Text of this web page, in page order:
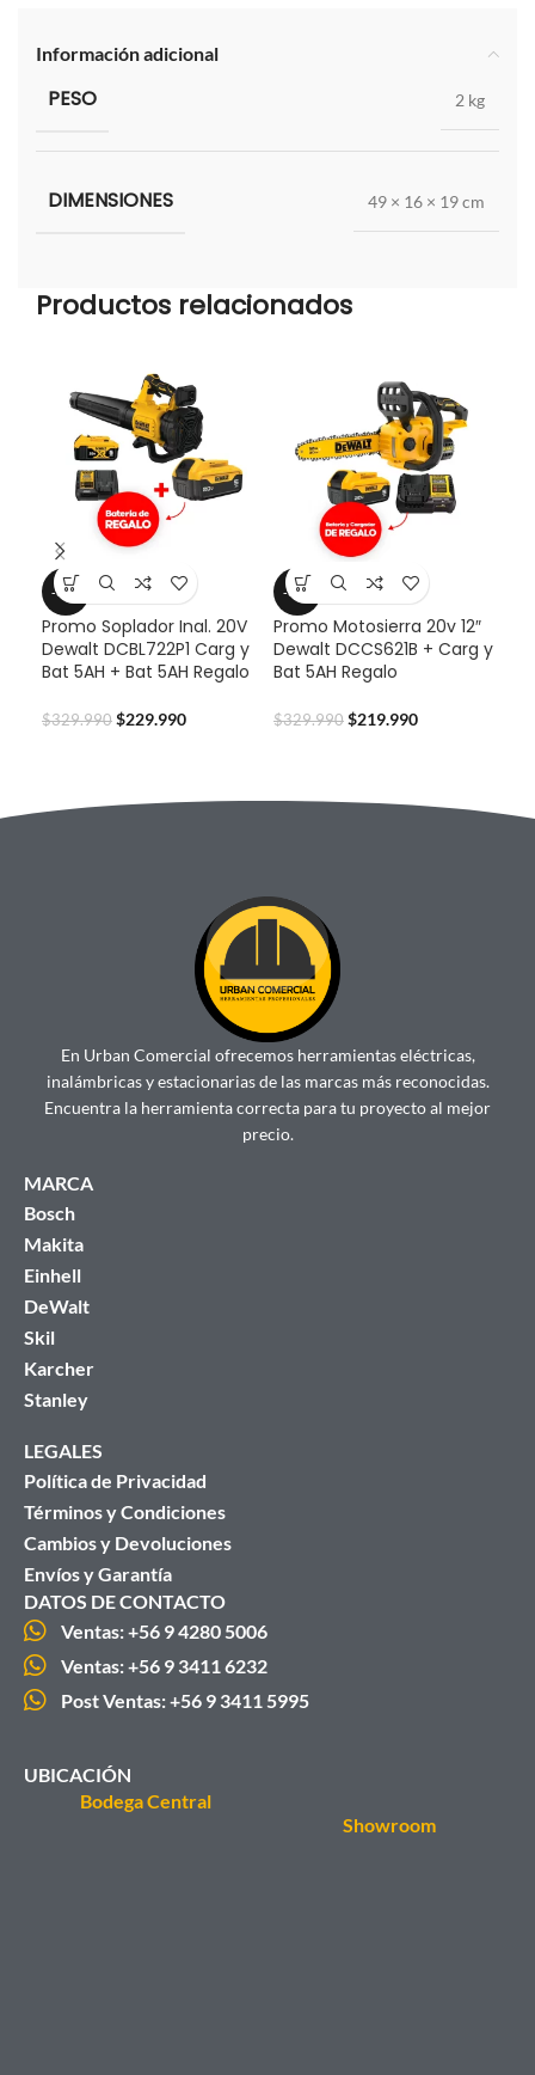
Información adicional
PESO 2 kg
DIMENSIONES 49 × 16 × 19 cm
Productos relacionados
-30%
Promo Soplador Inal. 20V
Dewalt DCBL722P1 Carg y
Bat 5AH + Bat 5AH Regalo
$329.990 $229.990
-33%
Promo Motosierra 20v 12″
Dewalt DCCS621B + Carg y
Bat 5AH Regalo
$329.990 $219.990
En Urban Comercial ofrecemos herramientas eléctricas,
inalámbricas y estacionarias de las marcas más reconocidas.
Encuentra la herramienta correcta para tu proyecto al mejor
precio.
MARCA
Bosch
Makita
Einhell
DeWalt
Skil
Karcher
Stanley
LEGALES
Política de Privacidad
Términos y Condiciones
Cambios y Devoluciones
Envíos y Garantía
DATOS DE CONTACTO
Ventas: +56 9 4280 5006
Ventas: +56 9 3411 6232
Post Ventas: +56 9 3411 5995
UBICACIÓN
Bodega Central
Showroom